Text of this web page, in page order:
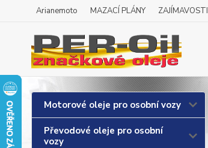
Arianemoto MAZACÍ PLÁNY ZAJÍMAVOSTI
Motorové oleje pro osobní vozy
Převodové oleje pro osobní
vozy